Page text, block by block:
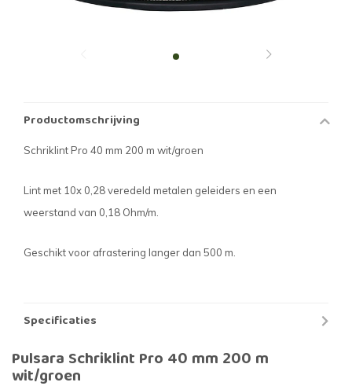
Productomschrijving
Schriklint Pro 40 mm 200 m wit/groen
Lint met 10x 0,28 veredeld metalen geleiders en een
weerstand van 0,18 Ohm/m.
Geschikt voor afrastering langer dan 500 m.
Specificaties
Pulsara Schriklint Pro 40 mm 200 m
wit/groen